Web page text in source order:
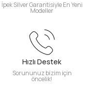
İpek Silver Garantisiyle En Yeni
Modeller
Hızlı Destek
Sorununuz bizim için
öncelik!